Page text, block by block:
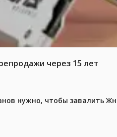
через 15 лет
нужно, чтобы завалить